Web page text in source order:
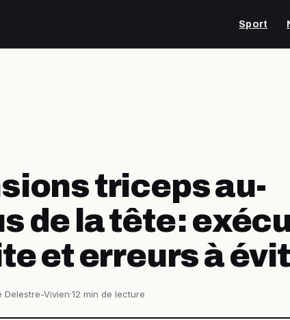
Sport
triceps au-
de la tête :
et erreurs à
Delestre-Vivien·12 min de lecture